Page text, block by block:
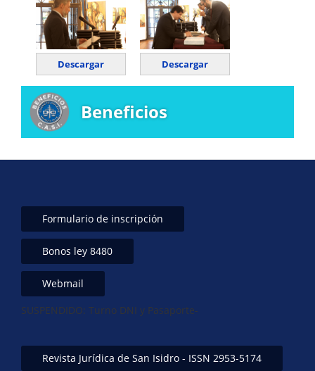
Descargar Descargar
Beneficios
Formulario de inscripción
Bonos ley 8480
Webmail
SUSPENDIDO: Turno DNI y Pasaporte-
Revista Jurídica de San Isidro - ISSN 2953-5174